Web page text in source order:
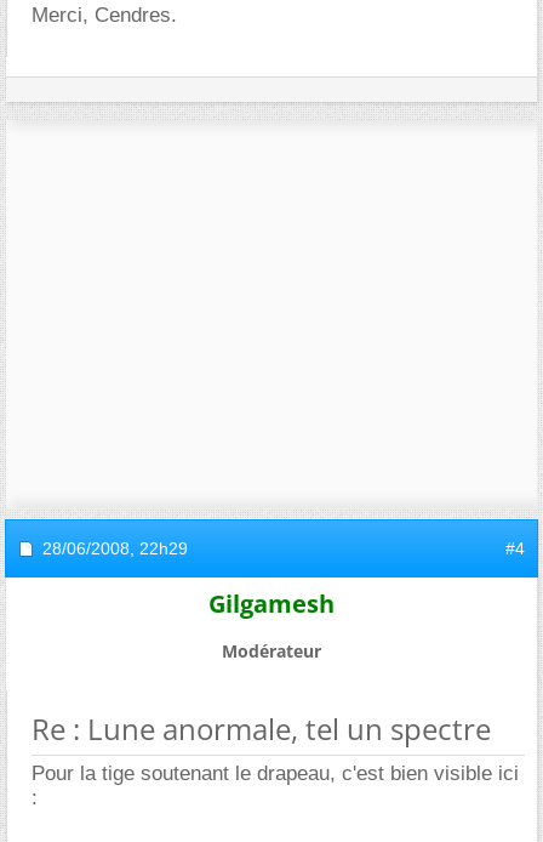
Merci, Cendres.
28/06/2008, 22h29 #4
Gilgamesh
Modérateur
Re : Lune anormale, tel un spectre
Pour la tige soutenant le drapeau, c'est bien visible ici
: